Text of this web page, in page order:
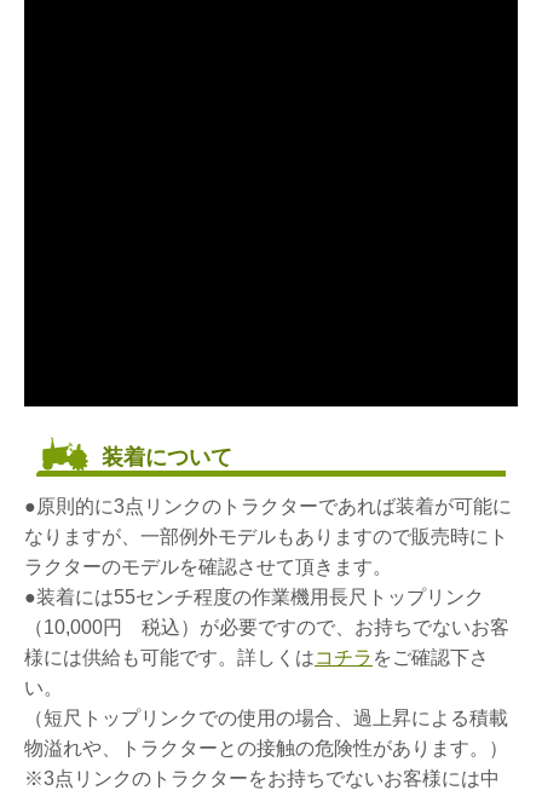
装着について
●原則的に3点リンクのトラクターであれば装着が可能に
なりますが、一部例外モデルもありますので販売時にト
ラクターのモデルを確認させて頂きます。
●装着には55センチ程度の作業機用長尺トップリンク
（10,000円 税込）が必要ですので、お持ちでないお客
様には供給も可能です。詳しくはコチラ をご確認下さ
い。
（短尺トップリンクでの使用の場合、過上昇による積載
物溢れや、トラクターとの接触の危険性があります。）
※3点リンクのトラクターをお持ちでないお客様には中